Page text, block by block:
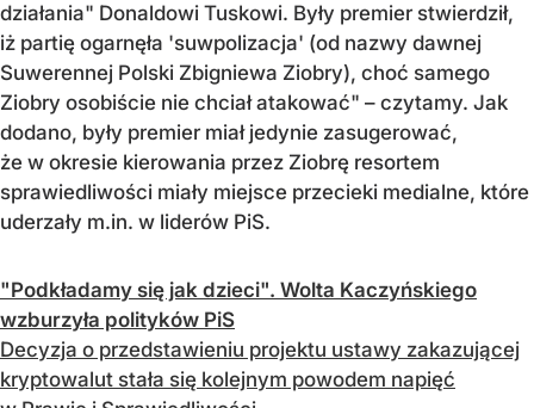
działania" Donaldowi Tuskowi. Były premier stwierdził,
iż partię ogarnęła 'suwpolizacja' (od nazwy dawnej
Suwerennej Polski Zbigniewa Ziobry), choć samego
Ziobry osobiście nie chciał atakować" – czytamy. Jak
dodano, były premier miał jedynie zasugerować,
że w okresie kierowania przez Ziobrę resortem
sprawiedliwości miały miejsce przecieki medialne, które
uderzały m.in. w liderów PiS.
"Podkładamy się jak dzieci". Wolta Kaczyńskiego
wzburzyła polityków PiS
Decyzja o przedstawieniu projektu ustawy zakazującej
kryptowalut stała się kolejnym powodem napięć